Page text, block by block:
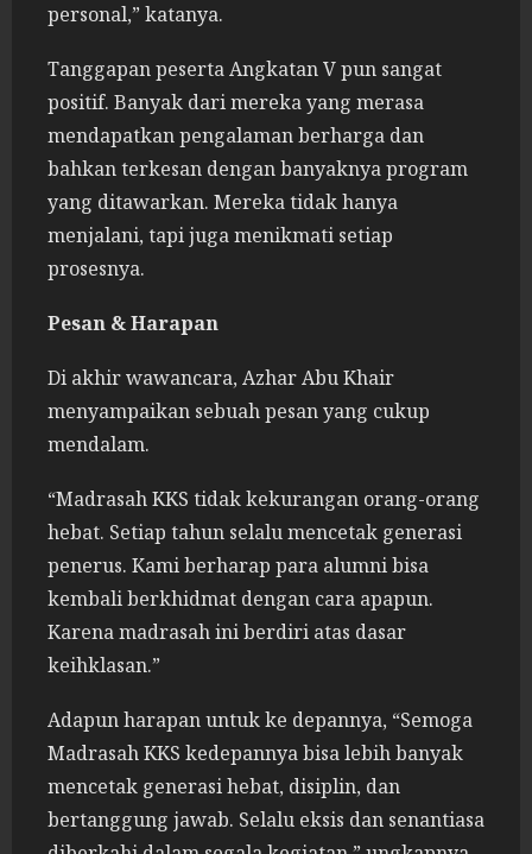
personal,” katanya.
Tanggapan peserta Angkatan V pun sangat
positif. Banyak dari mereka yang merasa
mendapatkan pengalaman berharga dan
bahkan terkesan dengan banyaknya program
yang ditawarkan. Mereka tidak hanya
menjalani, tapi juga menikmati setiap
prosesnya.
Pesan & Harapan
Di akhir wawancara, Azhar Abu Khair
menyampaikan sebuah pesan yang cukup
mendalam.
“Madrasah KKS tidak kekurangan orang-orang
hebat. Setiap tahun selalu mencetak generasi
penerus. Kami berharap para alumni bisa
kembali berkhidmat dengan cara apapun.
Karena madrasah ini berdiri atas dasar
keihklasan.”
Adapun harapan untuk ke depannya, “Semoga
Madrasah KKS kedepannya bisa lebih banyak
mencetak generasi hebat, disiplin, dan
bertanggung jawab. Selalu eksis dan senantiasa